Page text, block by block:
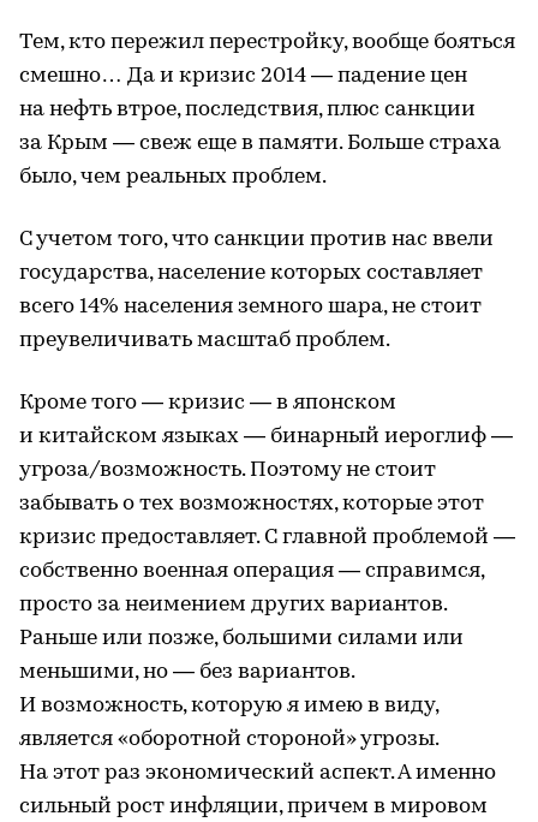
Тем, кто пережил перестройку, вообще бояться
смешно… Да и кризис 2014 — падение цен
на нефть втрое, последствия, плюс санкции
за Крым — свеж еще в памяти. Больше страха
было, чем реальных проблем.
С учетом того, что санкции против нас ввели
государства, население которых составляет
всего 14% населения земного шара, не стоит
преувеличивать масштаб проблем.
Кроме того — кризис — в японском
и китайском языках — бинарный иероглиф —
угроза/возможность. Поэтому не стоит
забывать о тех возможностях, которые этот
кризис предоставляет. С главной проблемой —
собственно военная операция — справимся,
просто за неимением других вариантов.
Раньше или позже, большими силами или
меньшими, но — без вариантов.
И возможность, которую я имею в виду,
является «оборотной стороной» угрозы.
На этот раз экономический аспект. А именно
сильный рост инфляции, причем в мировом